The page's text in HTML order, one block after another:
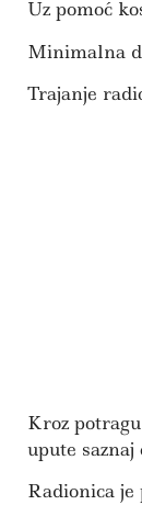
Uz pomoć
Minimalna
Trajanje
Kroz
upute
Radionica je